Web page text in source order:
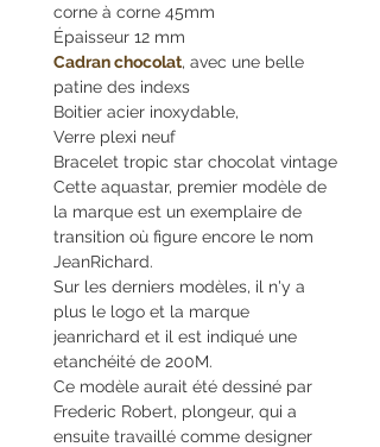
corne à corne 45mm
Épaisseur 12 mm
Cadran chocolat, avec une belle
patine des indexs
Boitier acier inoxydable,
Verre plexi neuf
Bracelet tropic star chocolat vintage
Cette aquastar, premier modèle de
la marque est un exemplaire de
transition où figure encore le nom
JeanRichard.
Sur les derniers modèles, il n'y a
plus le logo et la marque
jeanrichard et il est indiqué une
etanchéité de 200M.
Ce modèle aurait été dessiné par
Frederic Robert, plongeur, qui a
ensuite travaillé comme designer